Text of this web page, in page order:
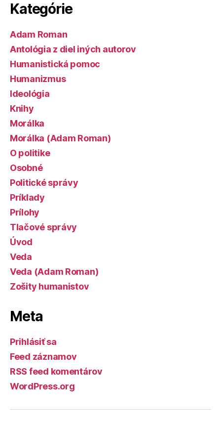
Kategórie
Adam Roman
Antológia z diel iných autorov
Humanistická pomoc
Humanizmus
Ideológia
Knihy
Morálka
Morálka (Adam Roman)
O politike
Osobné
Politické správy
Príklady
Prílohy
Tlačové správy
Úvod
Veda
Veda (Adam Roman)
Zošity humanistov
Meta
Prihlásiť sa
Feed záznamov
RSS feed komentárov
WordPress.org